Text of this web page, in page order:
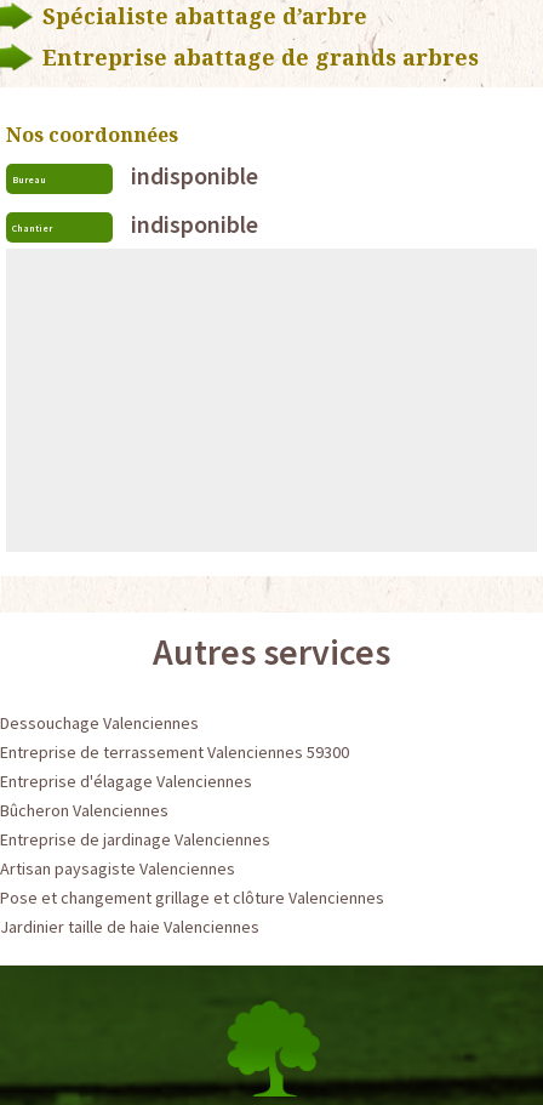
Spécialiste abattage d’arbre
Entreprise abattage de grands arbres
Nos coordonnées
Bureau indisponible
Chantier indisponible
Autres services
Dessouchage Valenciennes
Entreprise de terrassement Valenciennes 59300
Entreprise d'élagage Valenciennes
Bûcheron Valenciennes
Entreprise de jardinage Valenciennes
Artisan paysagiste Valenciennes
Pose et changement grillage et clôture Valenciennes
Jardinier taille de haie Valenciennes